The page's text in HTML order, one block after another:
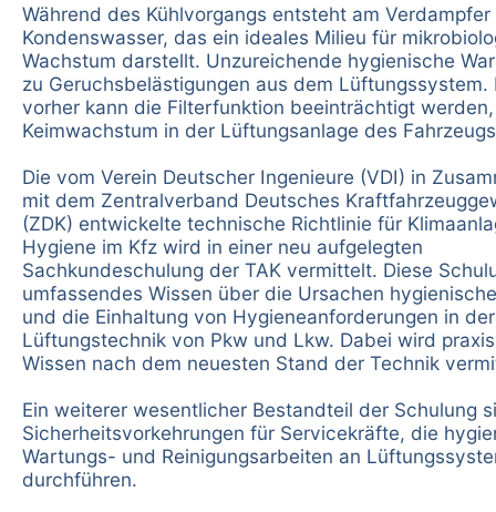
Während des Kühlvorgangs entsteht am
Kondenswasser, das ein ideales Milieu für
Wachstum darstellt. Unzureichende hygienische
zu Geruchsbelästigungen aus dem Lüftungssystem.
vorher kann die Filterfunktion beeinträchtigt
Keimwachstum in der Lüftungsanlage des
Die vom Verein Deutscher Ingenieure (VDI) in
mit dem Zentralverband Deutsches
(ZDK) entwickelte technische Richtlinie für
Hygiene im Kfz wird in einer neu aufgelegten
Sachkundeschulung der TAK vermittelt. Diese
umfassendes Wissen über die Ursachen
und die Einhaltung von Hygieneanforderungen in der
Lüftungstechnik von Pkw und Lkw. Dabei wird
Wissen nach dem neuesten Stand der Technik
Ein weiterer wesentlicher Bestandteil der Schulung
Sicherheitsvorkehrungen für Servicekräfte, die
Wartungs- und Reinigungsarbeiten an
durchführen.